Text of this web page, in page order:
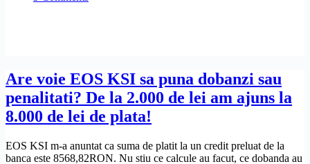
sa
fac?
Are voie EOS KSI sa puna dobanzi sau
penalitati? De la 2.000 de lei am ajuns la
8.000 de lei de plata!
EOS KSI m-a anuntat ca suma de platit la un credit preluat de la
banca este 8568,82RON. Nu stiu ce calcule au facut, ce dobanda au